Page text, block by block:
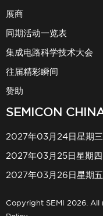
展商
同期活动一览表
集成电路科学技术大会
往届精彩瞬间
赞助
SEMICON
2027年03月24日星期
2027年03月25日星期
2027年03月26日星期
Copyright SEMI 2026. All